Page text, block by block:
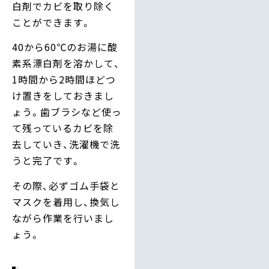
白剤でカビを取り除く
ことができます。
40から60℃のお湯に酸
素系漂白剤を溶かして、
1時間から2時間ほどつ
け置きをしておきまし
ょう。歯ブラシなど使っ
て残っているカビを除
去していき、洗濯機で洗
うと完了です。
その際、必ずゴム手袋と
マスクを着用し、換気し
ながら作業を行いまし
ょう。